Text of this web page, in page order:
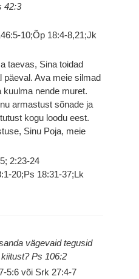
42:3
10;Õp 18:4-8,21;Jk
taevas, Sina toidad
päeval. Ava meie silmad
kuulma nende muret.
armastust sõnade ja
kogu loodu eest.
Sinu Poja, meie
2:23-24
20;Ps 18:31-37;Lk
vägevaid tegusid
Ps 106:2
5:6 või Srk 27:4-7